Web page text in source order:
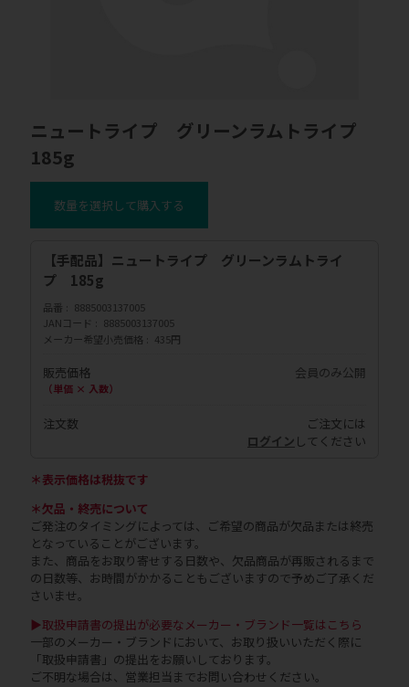
ニュートライプ グリーンラムトライプ
185g
数量を選択して購入する
【手配品】ニュートライプ グリーンラムトライ
プ 185g
品番
8885003137005
JANコード
8885003137005
メーカー希望小売価格
435円
販売価格
（単価 × 入数）
会員のみ公開
注文数
ご注文には
ログイン してください
＊表示価格は税抜です
＊欠品・終売について
ご発注のタイミングによっては、ご希望の商品が欠品または終売
となっていることがございます。
また、商品をお取り寄せする日数や、欠品商品が再販されるまで
の日数等、お時間がかかることもございますので予めご了承くだ
さいませ。
▶取扱申請書の提出が必要なメーカー・ブランド一覧はこちら
一部のメーカー・ブランドにおいて、お取り扱いいただく際に
「取扱申請書」の提出をお願いしております。
ご不明な場合は、営業担当までお問い合わせください。